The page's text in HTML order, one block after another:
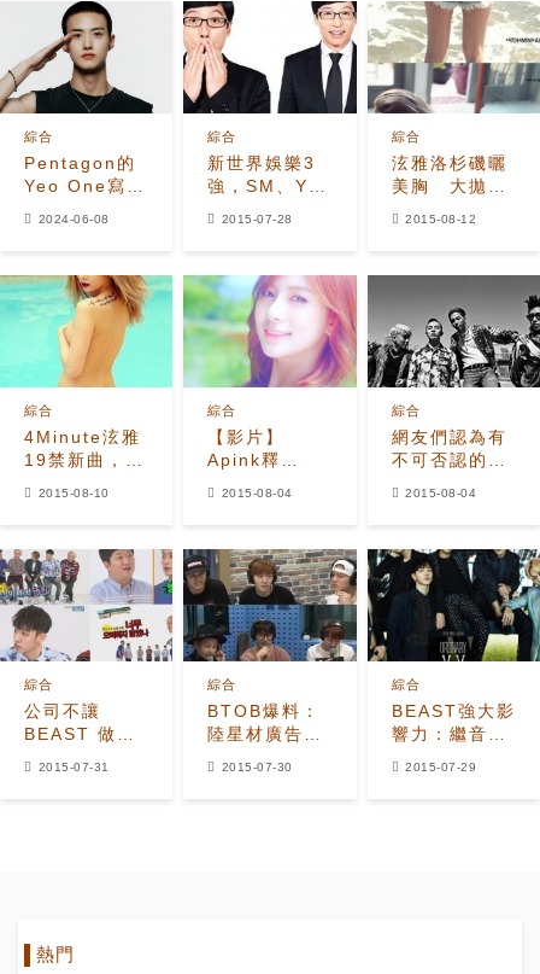
Pentagon的
Yeo One寫信
綜合
2024-06-08
新世界娛樂3
強，SM、YG
綜合
2015-07-28
泫雅洛杉磯曬
美胸 大拋魅
綜合
2015-08-12
4Minute泫雅
19禁新曲，
「上半身絲毫
綜合
2015-08-10
【影片】
Apink釋
《Petal》
綜合
2015-08-04
網友們認為有
不可否認的天
賦和才能的男
綜合
2015-08-04
公司不讓
BEAST 做的
事？
綜合
2015-07-31
BTOB爆料：
陸星材廣告收
益大家一起
綜合
2015-07-30
BEAST強大影
響力：繼音源
后唱片銷售也
綜合
2015-07-29
熱門